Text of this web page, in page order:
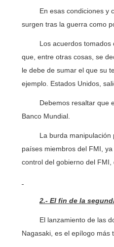
En esas condiciones y
surgen tras la guerra como
Los acuerdos tomados en
que, entre otras cosas, se
le debe de sumar el que su
ejemplo. Estados Unidos,
Debemos resaltar que es
Banco Mundial.
La burda manipulación
países miembros del FMI,
control del gobierno del FMI,
2.- El fin de la
El lanzamiento de las dos
Nagasaki, es el epílogo más